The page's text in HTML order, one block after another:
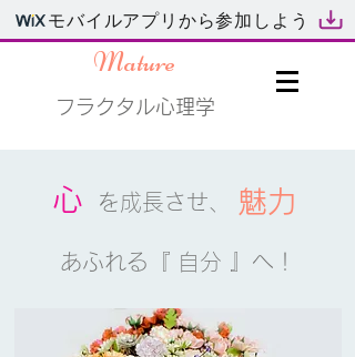
モバイルアプリから参加しよう
Mature
フラクタル心理学
​心 を成長させ、 ​魅力
​あふれる『 自分 』へ！